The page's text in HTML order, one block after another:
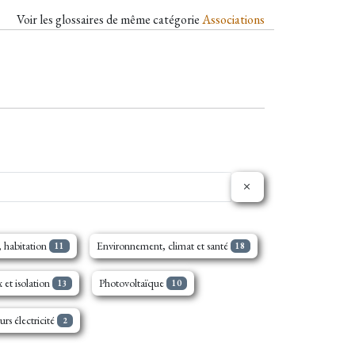
Voir les glossaires de même catégorieAssociations
habitation 11 Environnement, climat et santé 18
et isolation 13 Photovoltaïque 10
électricité 2